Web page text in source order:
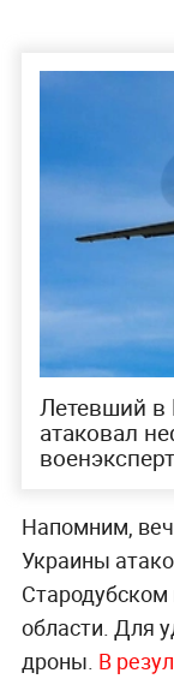
Летевший
атаковал
военэксперт
Напомним,
Украины
области. Для
дроны. В